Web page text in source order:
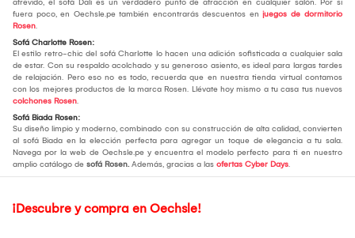
atrevido, el sofá Dali es un verdadero punto de atracción en cualquier salón. Por si
fuera poco, en Oechsle.pe también encontrarás descuentos en juegos de dormitorio
Rosen.
Sofá Charlotte Rosen:
El estilo retro-chic del sofá Charlotte lo hacen una adición sofisticada a cualquier sala
de estar. Con su respaldo acolchado y su generoso asiento, es ideal para largas tardes
de relajación. Pero eso no es todo, recuerda que en nuestra tienda virtual contamos
con los mejores productos de la marca Rosen. Llévate hoy mismo a tu casa tus nuevos
colchones Rosen.
Sofá Biada Rosen:
Su diseño limpio y moderno, combinado con su construcción de alta calidad, convierten
al sofá Biada en la elección perfecta para agregar un toque de elegancia a tu sala.
Navega por la web de Oechsle.pe y encuentra el modelo perfecto para ti en nuestro
amplio catálogo de sofá Rosen. Además, gracias a las ofertas Cyber Days.
¡Descubre y compra en Oechsle!